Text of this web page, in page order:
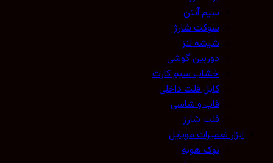
سیم آنتن
سوکت شارژ
شیشه لنز
دوربین گوشی
خشاب سیم کارت
کابل فلت داخلی
قاب و شاسی
فلت شارژ
ابزار تعمیرات موبایل
نوک هویه